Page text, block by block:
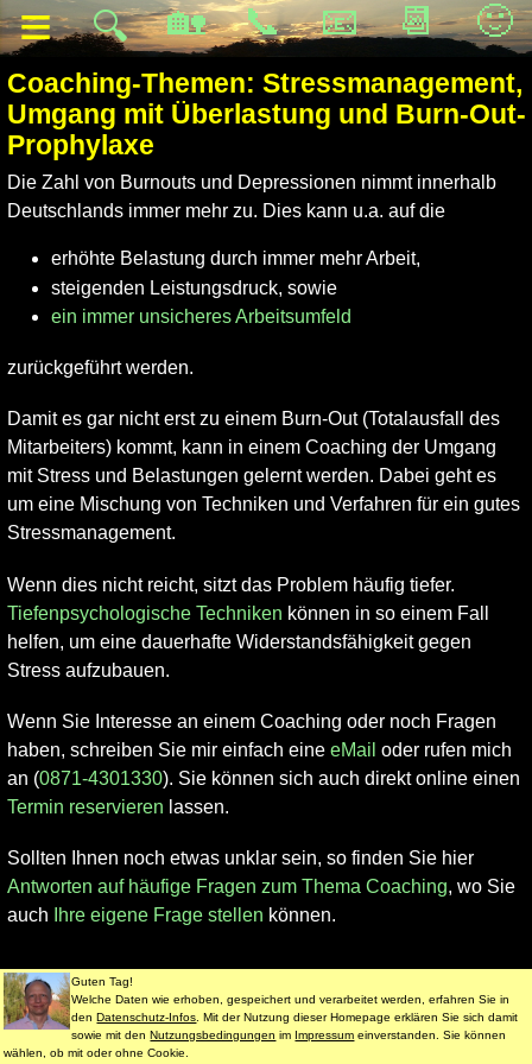
≡ 🔍 🏡 📞 📧 📆 🙂
Coaching-Themen: Stressmanagement,
Umgang mit Überlastung und Burn-Out-
Prophylaxe
Die Zahl von Burnouts und Depressionen nimmt innerhalb
Deutschlands immer mehr zu. Dies kann u.a. auf die
erhöhte Belastung durch immer mehr Arbeit,
steigenden Leistungsdruck, sowie
ein immer unsicheres Arbeitsumfeld
zurückgeführt werden.
Damit es gar nicht erst zu einem Burn-Out (Totalausfall des
Mitarbeiters) kommt, kann in einem Coaching der Umgang
mit Stress und Belastungen gelernt werden. Dabei geht es
um eine Mischung von Techniken und Verfahren für ein gutes
Stressmanagement.
Wenn dies nicht reicht, sitzt das Problem häufig tiefer.
Tiefenpsychologische Techniken können in so einem Fall
helfen, um eine dauerhafte Widerstandsfähigkeit gegen
Stress aufzubauen.
Wenn Sie Interesse an einem Coaching oder noch Fragen
haben, schreiben Sie mir einfach eineeMail oder rufen mich
an (0871-4301330). Sie können sich auch direkt online einen
Termin reservieren lassen.
Sollten Ihnen noch etwas unklar sein, so finden Sie hier
Antworten auf häufige Fragen zum Thema Coaching, wo Sie
auch
Ihre eigene Frage stellen können.
Datenschutz
© 1998 - 2020 Dr. Martin Jürgens. All Rights Reserved.
Guten Tag!
Welche Daten wie erhoben, gespeichert und verarbeitet werden, erfahren Sie in
denDatenschutz-Infos . Mit der Nutzung dieser Homepage erklären Sie sich damit
sowie mit denNutzungsbedingungen im Impressum einverstanden. Sie können
wählen, ob mit oder ohne Cookie.